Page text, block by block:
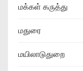
மக்கள் கருத்து
மதுரை
மயிலாடுதுறை